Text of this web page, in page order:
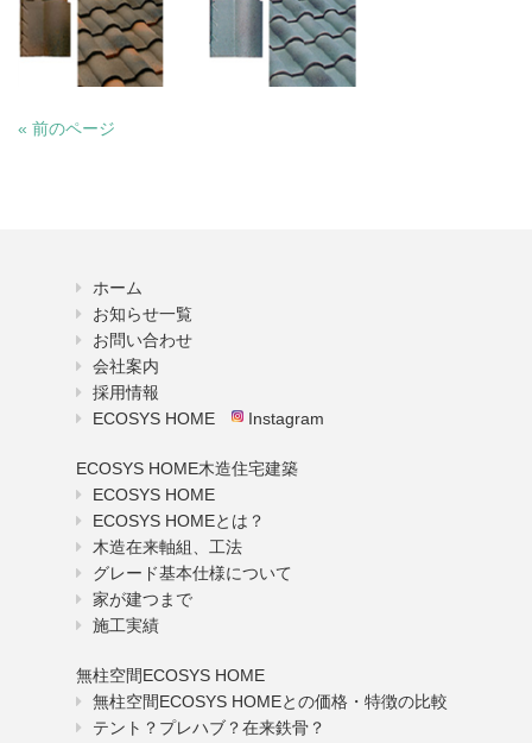
« 前のページ
ホーム
お知らせ一覧
お問い合わせ
会社案内
採用情報
ECOSYS HOME
Instagram
ECOSYS HOME木造住宅建築
ECOSYS HOME
ECOSYS HOMEとは？
木造在来軸組、工法
グレード基本仕様について
家が建つまで
施工実績
無柱空間ECOSYS HOME
無柱空間ECOSYS HOMEとの価格・特徴の比較
テント？プレハブ？在来鉄骨？